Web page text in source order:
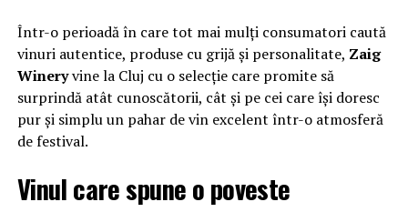
Într-o perioadă în care tot mai mulți consumatori caută
vinuri autentice, produse cu grijă și personalitate, Zaig
Wineryvine la Cluj cu o selecție care promite să
surprindă atât cunoscătorii, cât și pe cei care își doresc
pur și simplu un pahar de vin excelent într-o atmosferă
de festival.
Vinul care spune o poveste